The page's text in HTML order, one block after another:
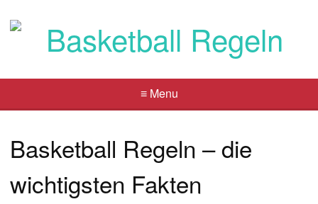
≡ Menu
Basketball Regeln – die
wichtigsten Fakten